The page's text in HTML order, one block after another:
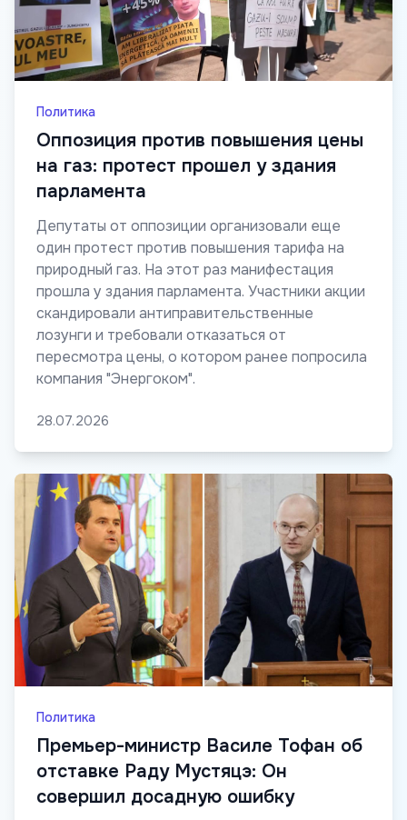
Политика
Оппозиция против повышения цены
на газ: протест прошел у здания
парламента
Депутаты от оппозиции организовали еще
один протест против повышения тарифа на
природный газ. На этот раз манифестация
прошла у здания парламента. Участники акции
скандировали антиправительственные
лозунги и требовали отказаться от
пересмотра цены, о котором ранее попросила
компания "Энергоком".
28.07.2026
Политика
Премьер-министр Василе Тофан об
отставке Раду Мустяцэ: Он
совершил досадную ошибку